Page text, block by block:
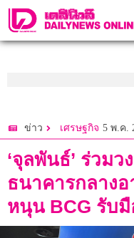
ข่าว เศรษฐกิจ 5 พ.ค.
‘จุลพันธ์’ ร่วม
ธนาคารกลาง
หนุน BCG รับ